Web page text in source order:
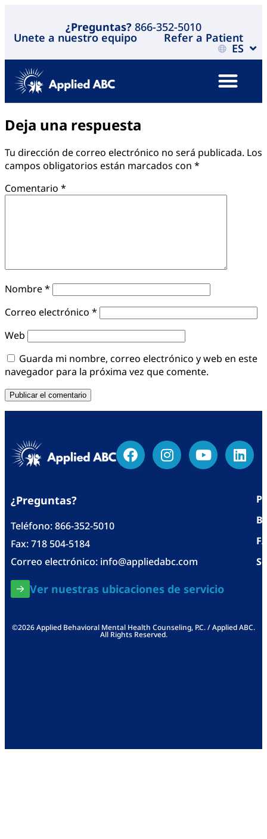
¿Preguntas? 866-352-5010
Unete a nuestro equipo Refer a Patient
ES
Deja una respuesta
Tu dirección de correo electrónico no será publicada. Los
campos obligatorios están marcados con *
Comentario *
Nombre*
Correo electrónico *
Web
Guarda mi nombre, correo electrónico y web en este
navegador para la próxima vez que comente.
¿Preguntas?
Teléfono:866-352-5010
Fax: 718 504-5184
Correo electrónico: info@appliedabc.com
Ver nuestras ubicaciones de servicio
©2026 Applied Behavioral Mental Health Counseling, P.C. / Applied ABC.
All Rights Reserved.